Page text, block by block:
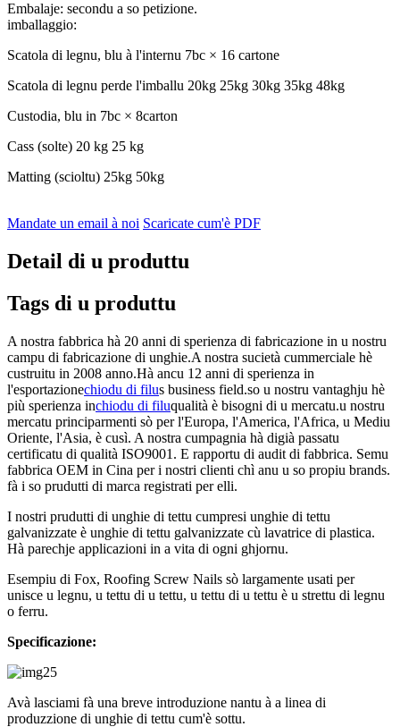
Embalaje: secondu a so petizione.
imballaggio:
Scatola di legnu, blu à l'internu 7bc × 16 cartone
Scatola di legnu perde l'imballu 20kg 25kg 30kg 35kg 48kg
Custodia, blu in 7bc × 8carton
Cass (solte) 20 kg 25 kg
Matting (scioltu) 25kg 50kg
Mandate un email à noi Scaricate cum'è PDF
Detail di u produttu
Tags di u produttu
A nostra fabbrica hà 20 anni di sperienza di fabricazione in u nostru
campu di fabricazione di unghie.A nostra sucietà cummerciale hè
custruitu in 2008 anno.Hà ancu 12 anni di sperienza in
l'esportazionechiodu di filus business field.so u nostru vantaghju hè
più sperienza inchiodu di filuqualità è bisogni di u mercatu.u nostru
mercatu principarmenti sò per l'Europa, l'America, l'Africa, u Mediu
Oriente, l'Asia, è cusì. A nostra cumpagnia hà digià passatu
certificatu di qualità ISO9001. E rapportu di audit di fabbrica. Semu
fabbrica OEM in Cina per i nostri clienti chì anu u so propiu brands.
fà i so prudutti di marca registrati per elli.
I nostri prudutti di unghie di tettu cumpresi unghie di tettu
galvanizzate è unghie di tettu galvanizzate cù lavatrice di plastica.
Hà parechje applicazioni in a vita di ogni ghjornu.
Esempiu di Fox, Roofing Screw Nails sò largamente usati per
unisce u legnu, u tettu di u tettu, u tettu di u tettu è u strettu di legnu
o ferru.
Specificazione:
Avà lasciami fà una breve introduzione nantu à a linea di
produzzione di unghie di tettu cum'è sottu.